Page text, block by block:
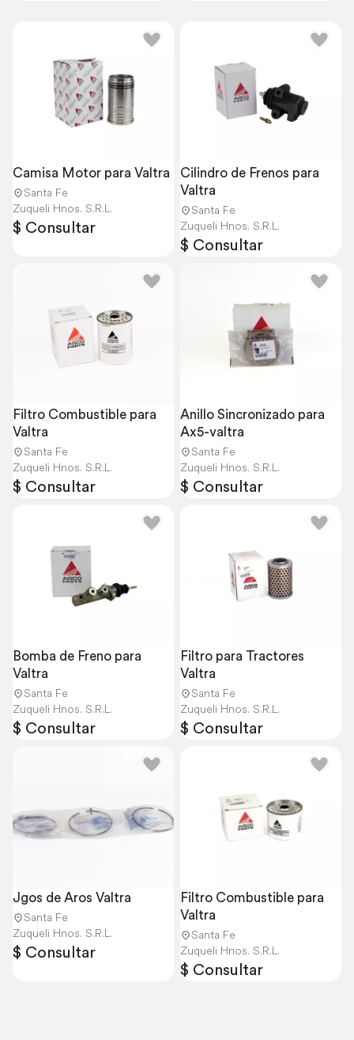
Camisa Motor para Valtra
Santa Fe
Zuqueli Hnos. S.R.L.
$ Consultar
Cilindro de Frenos para
Valtra
Santa Fe
Zuqueli Hnos. S.R.L.
$ Consultar
Filtro Combustible para
Valtra
Santa Fe
Zuqueli Hnos. S.R.L.
$ Consultar
Anillo Sincronizado para
Ax5-valtra
Santa Fe
Zuqueli Hnos. S.R.L.
$ Consultar
Bomba de Freno para
Valtra
Santa Fe
Zuqueli Hnos. S.R.L.
$ Consultar
Filtro para Tractores
Valtra
Santa Fe
Zuqueli Hnos. S.R.L.
$ Consultar
Jgos de Aros Valtra
Santa Fe
Zuqueli Hnos. S.R.L.
$ Consultar
Filtro Combustible para
Valtra
Santa Fe
Zuqueli Hnos. S.R.L.
$ Consultar